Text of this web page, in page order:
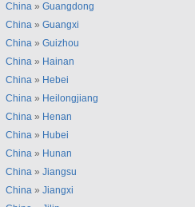
China » Guangdong
China » Guangxi
China » Guizhou
China » Hainan
China » Hebei
China » Heilongjiang
China » Henan
China » Hubei
China » Hunan
China » Jiangsu
China » Jiangxi